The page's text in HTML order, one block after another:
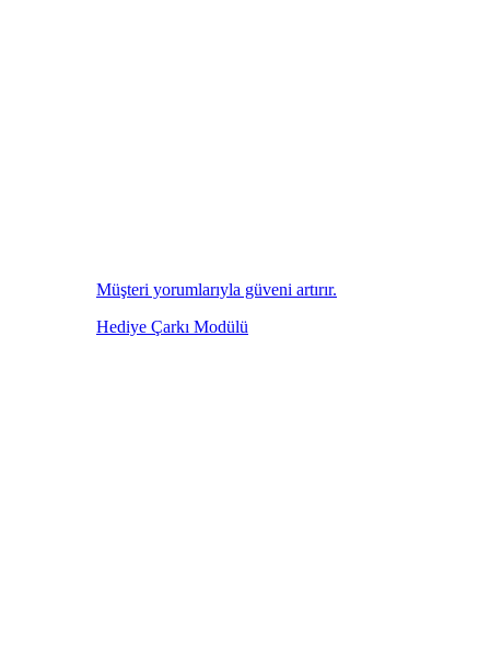
Müşteri yorumlarıyla güveni artırır.
Hediye Çarkı Modülü